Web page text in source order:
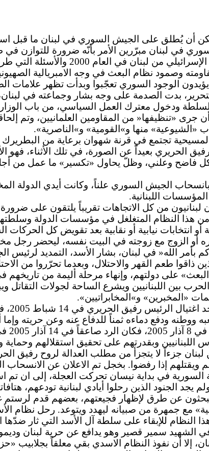
أن يُطلق على الجيش السوري في لبنان ما قبل
في لبنان مبرّرين الأمر بأنّه ضرورة للتوازن
هنا وهناك، بعد أن انسحب
وصمود نظام البعث في وجه الامبريالية
يؤيدون الوجود السوري تعجّبوا وبدأت تظهر
بدت الصدمة على وجه بشار وجماعته في
السلطة ودخول معترك العمل السياسي، من باب
جرى «تنظيفها« من المقاومين العلمانيين، وتم
«الشيوعية» منها و»القومية» و»الناصرية».
تجتمع في قرنة شهوان برعاية من
الحريري بعيداً عن الصورة، في تلك الأثناء، فهو
فاضح وعلني، وظلّ يحاول «تكسير» ما عمل من
الجيش السوري علناً، وكانت أيدي الدولة
اللبنانية.
العام 2000 والعام 2005 كان لبنانيون من كل الاتجاهات
من هذا النظام المتغلغل في مؤسسات الدولة
نيابية أو نقابية بعد تقويض كل الحركات
أو الزوج مع زوجته في البيت نفسه، ليحضر رجل
الله« في لبنان، بشار الأسد، التمديد لرئيس
ذاقوا طعم القهر والاحتلال، وبعدما تحرّروا من
على دولتهم، وإنهاء مرحلة أليمة من
بين اللبنانيين ويشرع الساحة لجولات
«المخبرين» و»المخابراتيين».
ووطنه ودفع دماءه ثمناً للدفاع عنه وعن حريته
اللبنانيين وبقدرتهم على تحقيق استقلالهم
جزءاً لا يتجزأ من مطلب العدالة لروح رفيق
ويقتلهم إذا رفضوا. بخجل تم الاعلان عن
السورية في بداية نيسان تحركت العجلة، إلى ان تم
الجنود الذين رحلوا أيادي لبنانية تودعهم،
يبحثون عن طرق لإظهار فجيعتهم، بعضهم قدم
مع جمهرة من صبيانه ليهدد ويتوعد. رحل نظام
النظام للإبقاء على سلطة آل الأسد التي ثار
الشهيد سمير قصير وهو يدافع عن حرية لبنان
أن نفوذ النظام الاسدي بقي معلقاً بجلابيب «حزب